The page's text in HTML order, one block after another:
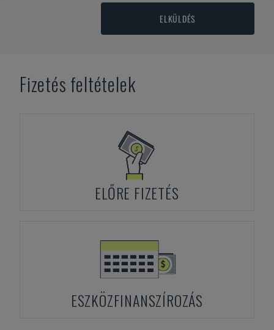
ELKÜLDÉS
Fizetés feltételek
ELŐRE FIZETÉS
ESZKÖZFINANSZÍROZÁS